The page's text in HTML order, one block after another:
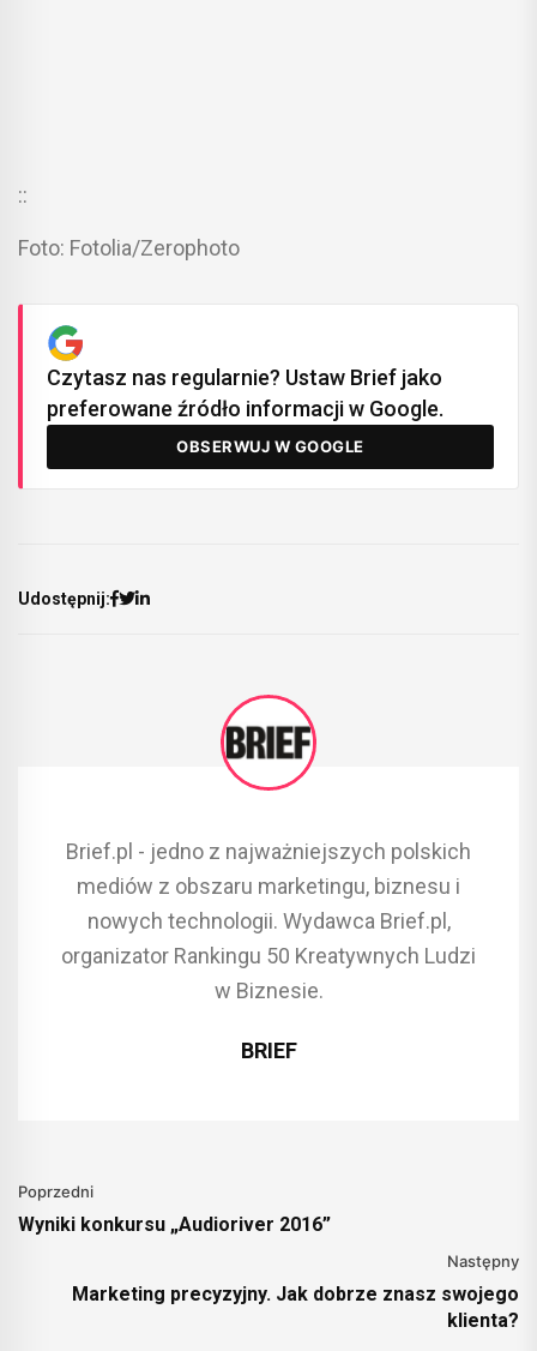
::
Foto: Fotolia/Zerophoto
Czytasz nas regularnie? Ustaw Brief jako
preferowane źródło informacji w Google.
OBSERWUJ W GOOGLE
Udostępnij:
Brief.pl - jedno z najważniejszych polskich
mediów z obszaru marketingu, biznesu i
nowych technologii. Wydawca Brief.pl,
organizator Rankingu 50 Kreatywnych Ludzi
w Biznesie.
BRIEF
Poprzedni
Wyniki konkursu „Audioriver 2016”
Następny
Marketing precyzyjny. Jak dobrze znasz swojego
klienta?